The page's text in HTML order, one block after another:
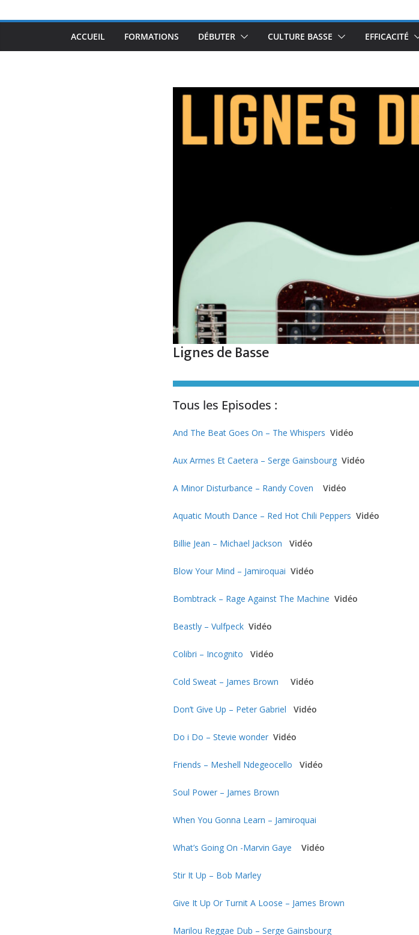
ACCUEIL FORMATIONS DÉBUTER CULTURE BASSE EFFICACITÉ
Lignes de Basse
Tous les Episodes :
And The Beat Goes On – The Whispers Vidéo
Aux Armes Et Caetera – Serge Gainsbourg Vidéo
A Minor Disturbance – Randy Coven Vidéo
Aquatic Mouth Dance – Red Hot Chili Peppers Vidéo
Billie Jean – Michael Jackson Vidéo
Blow Your Mind – Jamiroquai Vidéo
Bombtrack – Rage Against The Machine Vidéo
Beastly – Vulfpeck Vidéo
Colibri – Incognito Vidéo
Cold Sweat – James Brown Vidéo
Don’t Give Up – Peter Gabriel Vidéo
Do i Do – Stevie wonder Vidéo
Friends – Meshell Ndegeocello Vidéo
Soul Power – James Brown
When You Gonna Learn – Jamiroquai
What’s Going On -Marvin Gaye Vidéo
Stir It Up – Bob Marley
Give It Up Or Turnit A Loose – James Brown
Marilou Reggae Dub – Serge Gainsbourg